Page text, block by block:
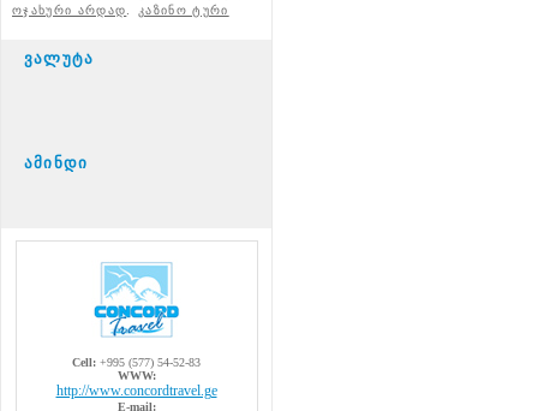
ოჯახური არდად
კაზინო ტური
ვალუტა
ამინდი
Cell: +995 (577) 54-52-83
WWW:
http://www.concordtravel.ge
E-mail: